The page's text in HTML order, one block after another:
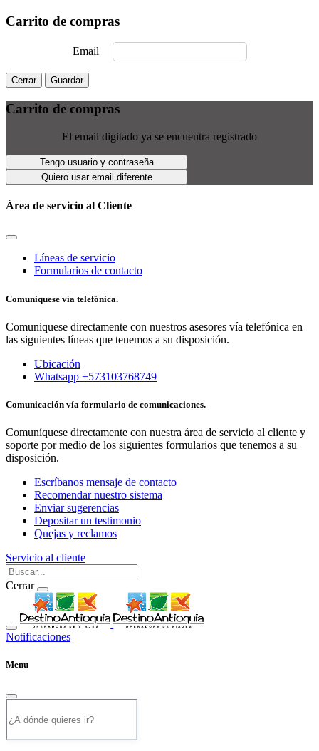
Carrito de compras
Email
Cerrar Guardar
Carrito de compras
El email digitado ya se encuentra registrado
Tengo usuario y contraseña
Quiero usar email diferente
Área de servicio al Cliente
Líneas de servicio
Formularios de contacto
Comuniquese vía telefónica.
Comuniquese directamente con nuestros asesores vía telefónica en
las siguientes líneas que tenemos a su disposición.
Ubicación
Whatsapp +573103768749
Comunicación vía formulario de comunicaciones.
Comuníquese directamente con nuestra área de servicio al cliente y
soporte por medio de los siguientes formularios que tenemos a su
disposición.
Escríbanos mensaje de contacto
Recomendar nuestro sistema
Enviar sugerencias
Depositar un testimonio
Quejas y reclamos
Servicio al cliente
Cerrar
Notificaciones
Menu